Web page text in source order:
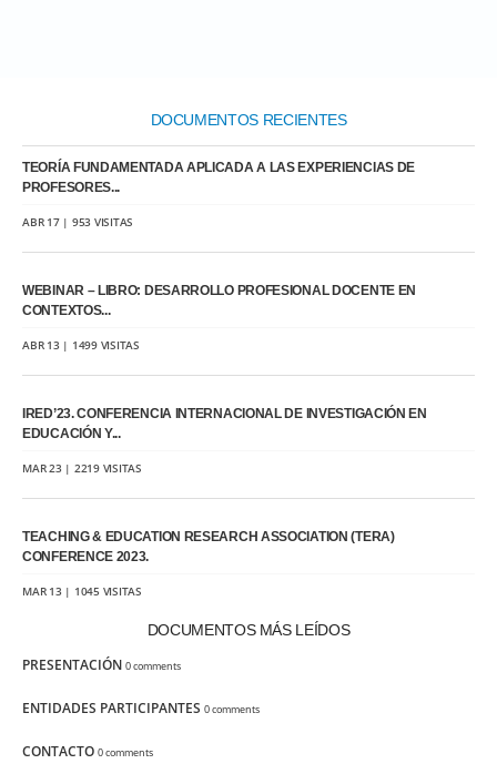
DOCUMENTOS RECIENTES
TEORÍA FUNDAMENTADA APLICADA A LAS EXPERIENCIAS DE
PROFESORES...
ABR 17 | 953 VISITAS
WEBINAR – LIBRO: DESARROLLO PROFESIONAL DOCENTE EN
CONTEXTOS...
ABR 13 | 1499 VISITAS
IRED’23. CONFERENCIA INTERNACIONAL DE INVESTIGACIÓN EN
EDUCACIÓN Y...
MAR 23 | 2219 VISITAS
TEACHING & EDUCATION RESEARCH ASSOCIATION (TERA)
CONFERENCE 2023.
MAR 13 | 1045 VISITAS
DOCUMENTOS MÁS LEÍDOS
PRESENTACIÓN 0 comments
ENTIDADES PARTICIPANTES 0 comments
CONTACTO 0 comments